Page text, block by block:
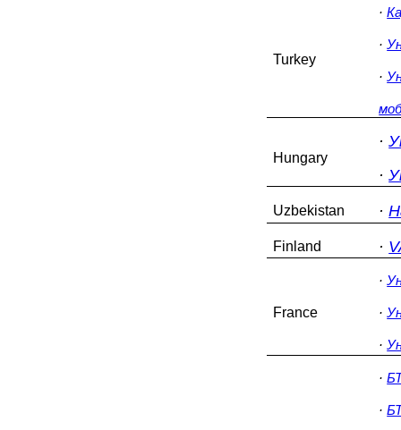
Turkey
·
·
·
Hungary
·
·
Uzbekistan ·
Finland ·
France
·
·
·
·
·